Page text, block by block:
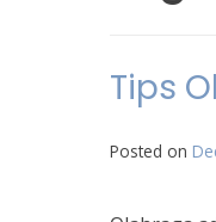
Tips
Posted on